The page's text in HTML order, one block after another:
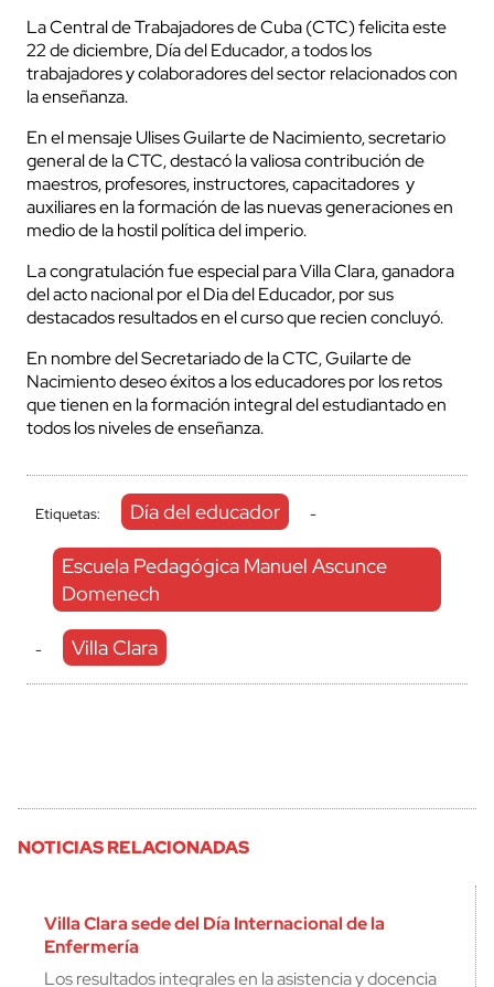
La Central de Trabajadores de Cuba (CTC) felicita este
22 de diciembre, Día del Educador, a todos los
trabajadores y colaboradores del sector relacionados con
la enseñanza.
En el mensaje Ulises Guilarte de Nacimiento, secretario
general de la CTC, destacó la valiosa contribución de
maestros, profesores, instructores, capacitadores y
auxiliares en la formación de las nuevas generaciones en
medio de la hostil política del imperio.
La congratulación fue especial para Villa Clara, ganadora
del acto nacional por el Dia del Educador, por sus
destacados resultados en el curso que recien concluyó.
En nombre del Secretariado de la CTC, Guilarte de
Nacimiento deseo éxitos a los educadores por los retos
que tienen en la formación integral del estudiantado en
todos los niveles de enseñanza.
Etiquetas: Día del educador -
Escuela Pedagógica Manuel Ascunce
Domenech
- Villa Clara
NOTICIAS RELACIONADAS
Villa Clara sede del Día Internacional de la
Enfermería
Los resultados integrales en la asistencia y docencia